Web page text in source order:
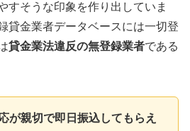
すそうな印象を作り出していま
貸金業者データベースには一切登
貸金業法違反の無登録業者である
が親切で即日振込してもらえ